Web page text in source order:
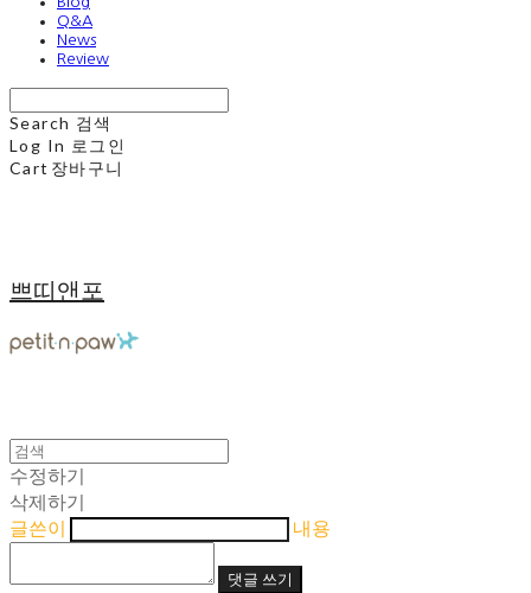
Q&A
News
Review
Search 검색
Log In 로그인
Cart 장바구니
쁘띠앤포
수정하기
삭제하기
글쓴이
내용
댓글 쓰기